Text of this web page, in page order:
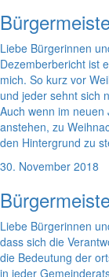
Liebe Bürgerinnen
Dezemberbericht ist
mich. So kurz vor
und jeder sehnt sich
Auch wenn im
anstehen, zu
den Hintergrund zu
30. November 2018
Liebe Bürgerinnen
dass sich die
die Bedeutung der
in jeder